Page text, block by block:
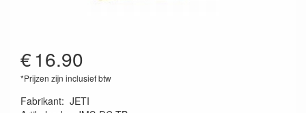
€16.90
*Prijzen zijn inclusief btw
Fabrikant: JETI